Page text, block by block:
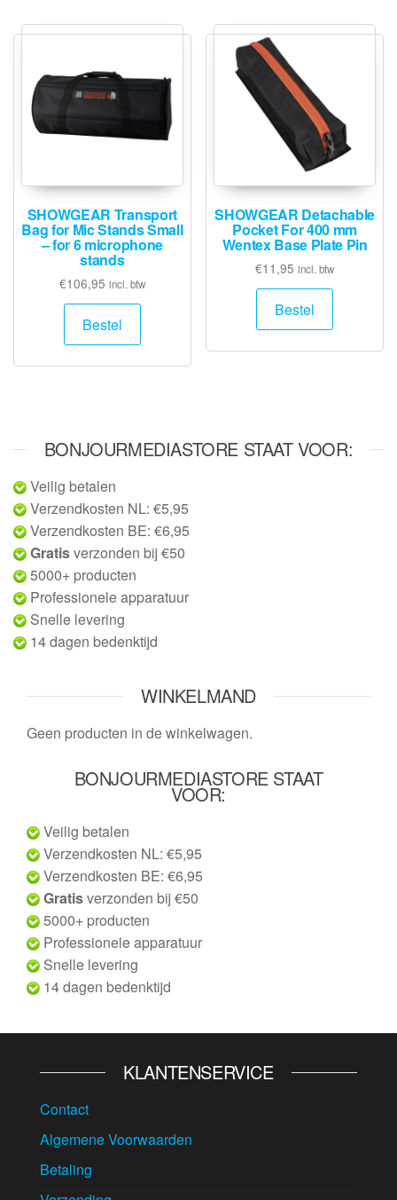
SHOWGEAR Transport
Bag for Mic Stands Small
– for 6 microphone
stands
€106,95 incl. btw
Bestel
SHOWGEAR Detachable
Pocket For 400 mm
Wentex Base Plate Pin
€11,95 incl. btw
Bestel
BONJOURMEDIASTORE STAAT VOOR:
Veilig betalen
Verzendkosten NL: €5,95
Verzendkosten BE: €6,95
Gratisverzonden bij €50
5000+ producten
Professionele apparatuur
Snelle levering
14 dagen bedenktijd
WINKELMAND
Geen producten in de winkelwagen.
BONJOURMEDIASTORE STAAT
VOOR:
Veilig betalen
Verzendkosten NL: €5,95
Verzendkosten BE: €6,95
Gratisverzonden bij €50
5000+ producten
Professionele apparatuur
Snelle levering
14 dagen bedenktijd
KLANTENSERVICE
Contact
Algemene Voorwaarden
Betaling